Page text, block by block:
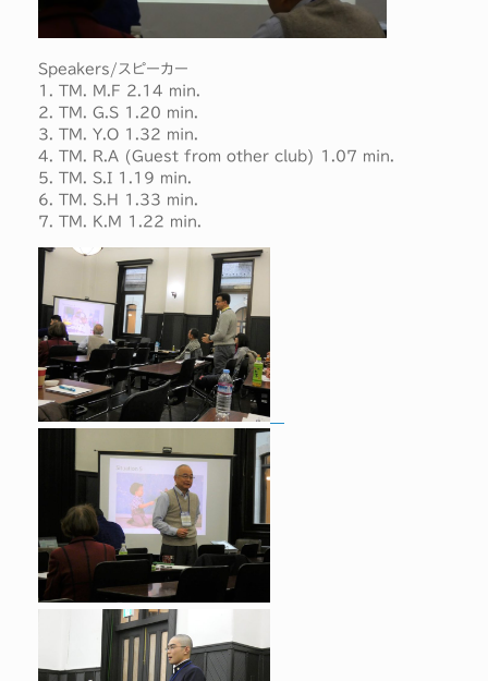
Speakers/スピーカー
1. TM. M.F 2.14 min.
2. TM. G.S 1.20 min.
3. TM. Y.O 1.32 min.
4. TM. R.A (Guest from other club) 1.07 min.
5. TM. S.I 1.19 min.
6. TM. S.H 1.33 min.
7. TM. K.M 1.22 min.